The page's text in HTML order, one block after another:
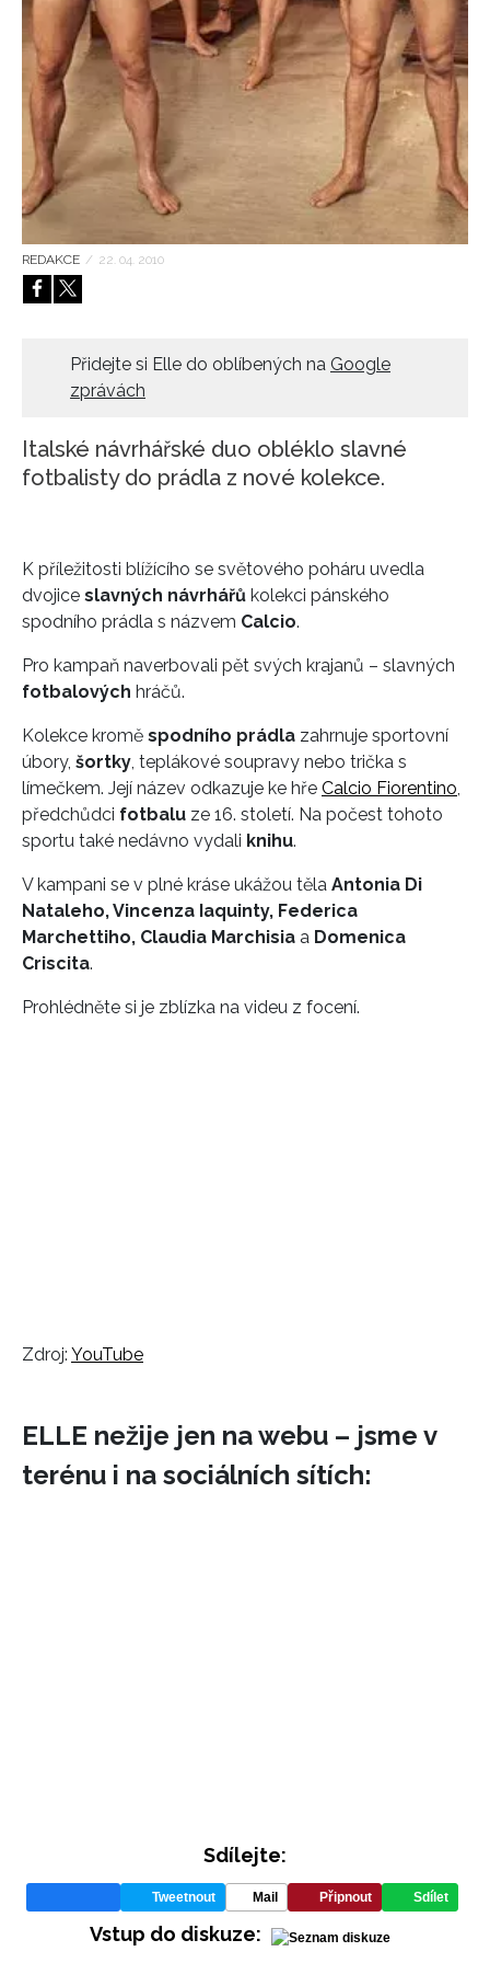
REDAKCE / 22. 04. 2010
Přidejte si Elle do oblíbených na Google
zprávách
Italské návrhářské duo obléklo slavné
fotbalisty do prádla z nové kolekce.
K příležitosti blížícího se světového poháru uvedla
dvojice slavných návrhářů kolekci pánského
spodního prádla s názvem Calcio.
Pro kampaň naverbovali pět svých krajanů – slavných
fotbalových hráčů.
Kolekce kromě spodního prádla zahrnuje sportovní
úbory, šortky , teplákové soupravy nebo trička s
límečkem. Její název odkazuje ke hře Calcio Fiorentino
předchůdci fotbalu ze 16. století. Na počest tohoto
sportu také nedávno vydali knihu.
V kampani se v plné kráse ukážou těla Antonia Di
Nataleho, Vincenza Iaquinty, Federica
Marchettiho, Claudia Marchisia a Domenica
Criscita.
Prohlédněte si je zblízka na videu z focení.
Zdroj: YouTube
ELLE nežije jen na webu – jsme v
terénu i na sociálních sítích:
Sdílejte:
Tweetnout Mail Připnout Sdílet
Vstup do diskuze: